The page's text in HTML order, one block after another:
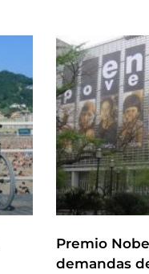
Premio
demandas